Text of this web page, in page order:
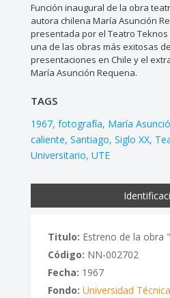
Función inaugural de la obra
autora chilena María Asunción
presentada por el Teatro Teknos
una de las obras más exitosas
presentaciones en Chile y el
María Asunción Requena.
TAGS
1967 fotografía María
caliente Santiago Siglo XX
Universitario UTE
Titulo: Estreno de la obra
Código: NN-002702
Fecha: 1967
Fondo: Universidad